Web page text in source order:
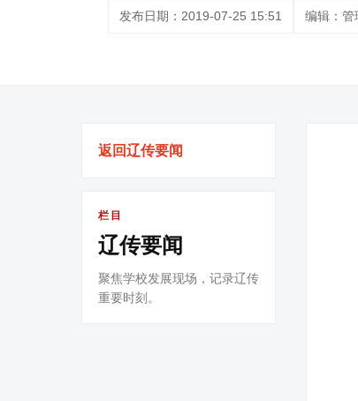
发布日期：2019-07-25 15:51 编辑：管
返回辽传要闻
栏目
辽传要闻
聚焦学校发展现场，记录辽传
重要时刻。